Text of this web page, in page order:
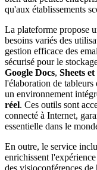
qu'aux établissements
La plateforme propose
besoins variés des
gestion efficace des
sécurisé pour le
Google Docs, Sheets
l'élaboration de tableurs
un environnement
réel. Ces outils sont
connecté à Internet,
essentielle dans le
En outre, le service
enrichissent
des visioconférences